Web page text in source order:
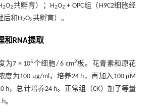
2O2共孵育）；H2O2 + OPC组（H9C2细胞经
后和H2O2共孵育）。
和RNA提取
为7 × 105个细胞/ 6 cm2板。花青素和原花
度为100 μg/ml，培养24 h，再加入100 μM
h，总计培养24 h。正常组（CK）加了等量
。